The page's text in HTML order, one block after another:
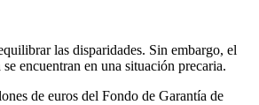
las disparidades. Sin embargo, el
encuentran en una situación precaria.
de euros del Fondo de Garantía de